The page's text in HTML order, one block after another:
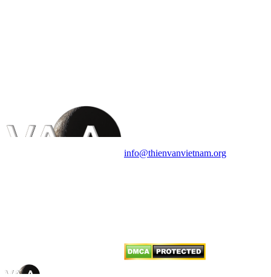
info@thienvanvietnam.org